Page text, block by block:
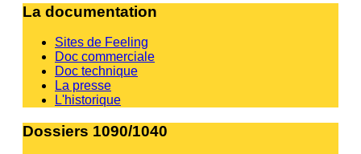
La documentation
Sites de Feeling
Doc commerciale
Doc technique
La presse
L'historique
Dossiers 1090/1040